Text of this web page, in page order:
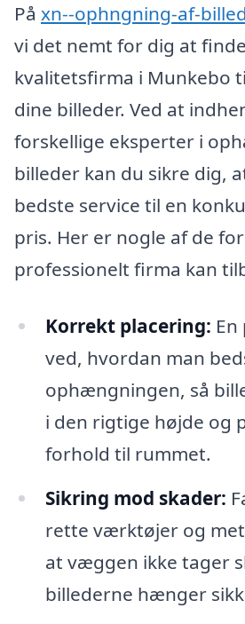
På xn--ophngning-af-
vi det nemt for dig at
kvalitetsfirma i Munkebo
dine billeder. Ved at
forskellige eksperter i
billeder kan du sikre dig,
bedste service til en
pris. Her er nogle af de
professionelt firma kan
Korrekt placering:
ved, hvordan man
ophængningen, så
i den rigtige højde og
forhold til rummet.
Sikring mod skader:
rette værktøjer og
at væggen ikke tager
billederne hænger